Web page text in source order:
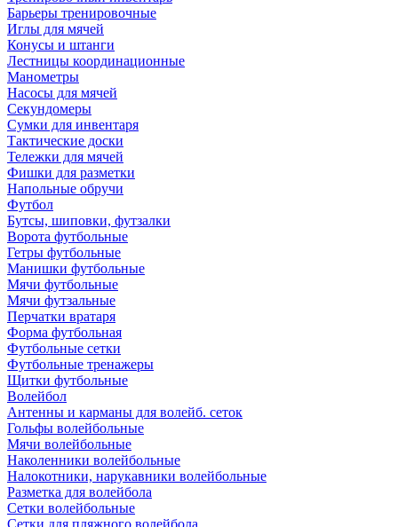
Барьеры тренировочные
Иглы для мячей
Конусы и штанги
Лестницы координационные
Манометры
Насосы для мячей
Секундомеры
Сумки для инвентаря
Тактические доски
Тележки для мячей
Фишки для разметки
Напольные обручи
Футбол
Бутсы, шиповки, футзалки
Ворота футбольные
Гетры футбольные
Манишки футбольные
Мячи футбольные
Мячи футзальные
Перчатки вратаря
Форма футбольная
Футбольные сетки
Футбольные тренажеры
Щитки футбольные
Волейбол
Антенны и карманы для волейб. сеток
Гольфы волейбольные
Мячи волейбольные
Наколенники волейбольные
Налокотники, нарукавники волейбольные
Разметка для волейбола
Сетки волейбольные
Сетки для пляжного волейбола